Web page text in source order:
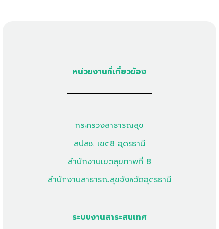
หน่วยงานที่เกี่ยวข้อง
กระทรวงสาธารณสุข
สปสช. เขต8 อุดรธานี
สำนักงานเขตสุขภาพที่ 8
สำนักงานสาธารณสุขจังหวัดอุดรธานี
ระบบงานสาระสนเทศ